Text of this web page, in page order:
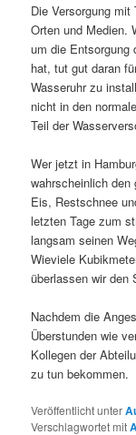
Die Versorgung
Orten und Medien.
um die Entsorgung
hat, tut gut daran
Wasseruhr zu
nicht in den
Teil der
Wer jetzt in
wahrscheinlich den
Eis, Restschnee
letzten Tage zum
langsam seinen
Wieviele
überlassen wir den
Nachdem die
Überstunden wie
Kollegen der
zu tun bekommen.
Veröffentlicht unter
Verschlagwortet mit